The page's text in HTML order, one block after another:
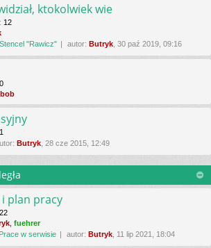
ktokolwiek wie
: 12
"Rawicz" autor: Butryk , 30 paź 2019, 09:16
0
1
Butryk , 28 cze 2015, 12:49
plan pracy
22
fuehrer
w serwisie autor: Butryk , 11 lip 2021, 18:04